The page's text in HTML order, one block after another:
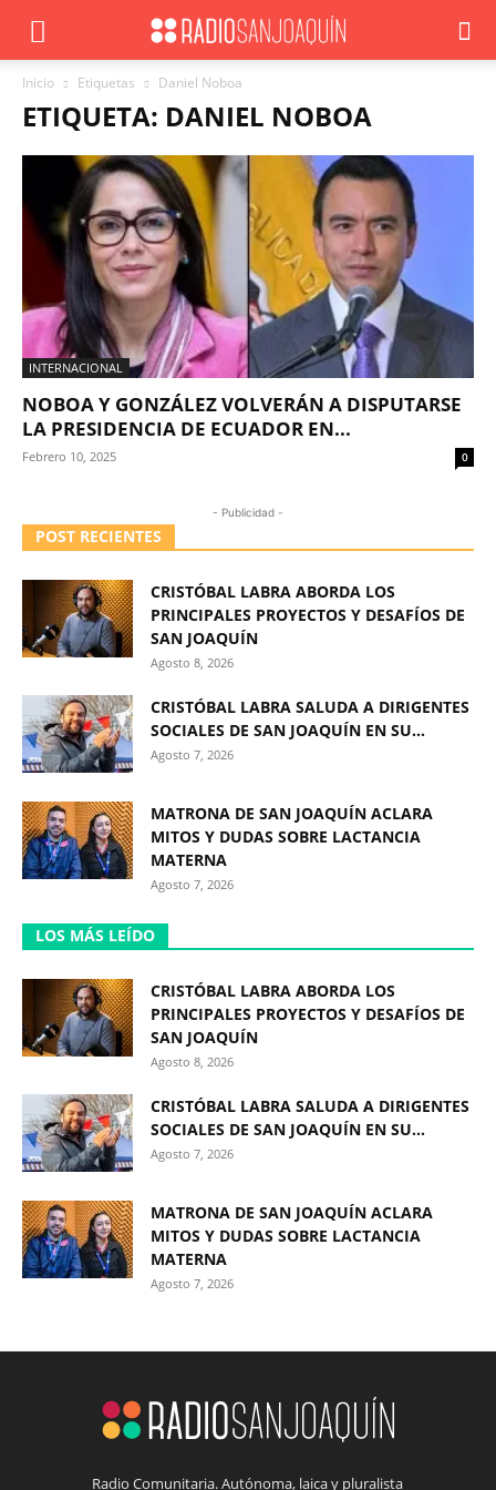
Inicio Etiquetas Daniel Noboa
ETIQUETA: DANIEL NOBOA
INTERNACIONAL
NOBOA Y GONZÁLEZ VOLVERÁN A DISPUTARSE
LA PRESIDENCIA DE ECUADOR EN...
Febrero 10, 2025 0
- Publicidad -
POST RECIENTES
CRISTÓBAL LABRA ABORDA LOS
PRINCIPALES PROYECTOS Y DESAFÍOS DE
SAN JOAQUÍN
Agosto 8, 2026
CRISTÓBAL LABRA SALUDA A DIRIGENTES
SOCIALES DE SAN JOAQUÍN EN SU...
Agosto 7, 2026
MATRONA DE SAN JOAQUÍN ACLARA
MITOS Y DUDAS SOBRE LACTANCIA
MATERNA
Agosto 7, 2026
LOS MÁS LEÍDO
CRISTÓBAL LABRA ABORDA LOS
PRINCIPALES PROYECTOS Y DESAFÍOS DE
SAN JOAQUÍN
Agosto 8, 2026
CRISTÓBAL LABRA SALUDA A DIRIGENTES
SOCIALES DE SAN JOAQUÍN EN SU...
Agosto 7, 2026
MATRONA DE SAN JOAQUÍN ACLARA
MITOS Y DUDAS SOBRE LACTANCIA
MATERNA
Agosto 7, 2026
Radio Comunitaria. Autónoma, laica y pluralista